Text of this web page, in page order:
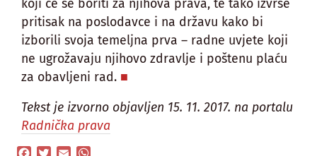
koji će se boriti za njihova prava, te tako izvrše
pritisak na poslodavce i na državu kako bi
izborili svoja temeljna prva – radne uvjete koji
ne ugrožavaju njihovo zdravlje i poštenu plaću
za obavljeni rad.
Tekst je izvorno objavljen 15. 11. 2017. na portalu
Radnička prava
Facebook
TwitterEmail